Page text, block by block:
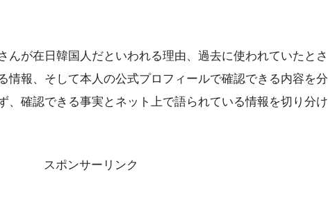
んが在日韓国人だといわれる理由、過去に使われていたとさ
情報、そして本人の公式プロフィールで確認できる内容を分
、確認できる事実とネット上で語られている情報を切り分け
スポンサーリンク